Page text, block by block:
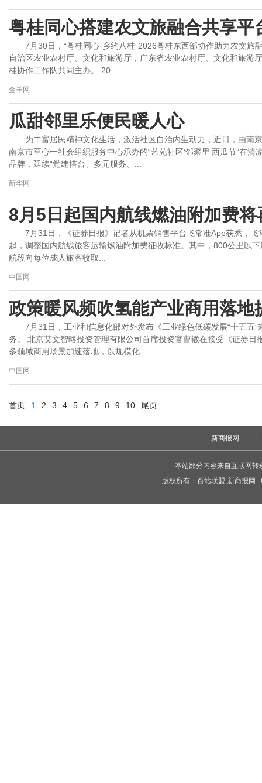
粤桂同心搭建农文旅融合共享平
7月30日，“粤桂同心·乡约八桂”2026粤桂东西部协作助力农文
自治区农业农村厅、文化和旅游厅，广东省农业农村厅、文化和旅游
桂协作工作队共同主办。 20...
金羊网
瓜甜邻里乐便民暖人心
为丰富居民精神文化生活，激活社区自治内生动力，近日，由南
南京市至心一社会组织服务中心承办的“艺苑社区‘邻聚里’西瓜节”在
品牌，延续“党建搭台、多元服务、...
新华网
8月5日起国内航线燃油附加费将
7月31日，《证券日报》记者从机票销售平台飞常准App获悉，
起，调整国内航线旅客运输燃油附加费征收标准。其中，800公里以
航段向每位成人旅客收取...
中国网
政策暖风频吹氢能产业商用落地
7月31日，工业和信息化部对外发布《工业绿色低碳发展“十五五
务。 北京艾文智略投资管理有限公司首席投资官曹辙在接受《证券
多领域商用场景加速落地，以规模化...
中国网
首页 1 2 3 4 5 6 7 8 9 10 尾页
新商报网
本站部分内容来自互联网
版权所有： 百站联盟-新商报网